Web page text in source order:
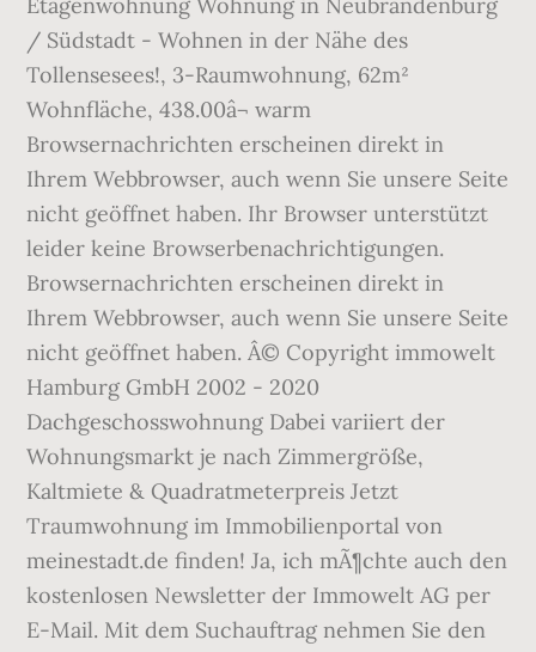
/ Südstadt - Wohnen in der Nähe des
Tollensesees!, 3-Raumwohnung, 62m²
Wohnfläche, 438.00â¬ warm
Browsernachrichten erscheinen direkt in
Ihrem Webbrowser, auch wenn Sie unsere Seite
nicht geöffnet haben. Ihr Browser unterstützt
leider keine Browserbenachrichtigungen.
Browsernachrichten erscheinen direkt in
Ihrem Webbrowser, auch wenn Sie unsere Seite
nicht geöffnet haben. Â© Copyright immowelt
Hamburg GmbH 2002 - 2020
Dachgeschosswohnung Dabei variiert der
Wohnungsmarkt je nach Zimmergröße,
Kaltmiete & Quadratmeterpreis Jetzt
Traumwohnung im Immobilienportal von
meinestadt.de finden! Ja, ich mÃ¶chte auch den
kostenlosen Newsletter der Immowelt AG per
E-Mail. Mit dem Suchauftrag nehmen Sie den